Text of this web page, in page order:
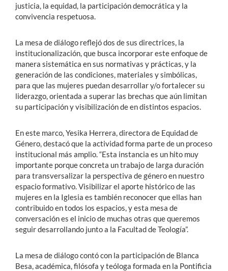
justicia, la equidad, la participación democrática y la
convivencia respetuosa.
La mesa de diálogo reflejó dos de sus directrices, la
institucionalización, que busca incorporar este enfoque de
manera sistemática en sus normativas y prácticas, y la
generación de las condiciones, materiales y simbólicas,
para que las mujeres puedan desarrollar y/o fortalecer su
liderazgo, orientada a superar las brechas que aún limitan
su participación y visibilización de en distintos espacios.
En este marco, Yesika Herrera, directora de Equidad de
Género, destacó que la actividad forma parte de un proceso
institucional más amplio. “Esta instancia es un hito muy
importante porque concreta un trabajo de larga duración
para transversalizar la perspectiva de género en nuestro
espacio formativo. Visibilizar el aporte histórico de las
mujeres en la Iglesia es también reconocer que ellas han
contribuido en todos los espacios, y esta mesa de
conversación es el inicio de muchas otras que queremos
seguir desarrollando junto a la Facultad de Teología”.
La mesa de diálogo contó con la participación de Blanca
Besa, académica, filósofa y teóloga formada en la Pontificia